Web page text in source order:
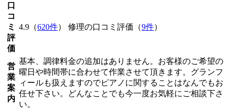
口
コ
ミ
評
価
4.9（620件） 修理の口コミ評価（9件）
営
業
案
内
基本、調律料金の追加はありません。お客様のご希望の
曜日や時間帯に合わせて作業させて頂きます。グランフ
ィールも扱えますのでピアノに関することはなんでもお
任せ下さい。どんなことでも今一度お気軽にご相談下さ
い。